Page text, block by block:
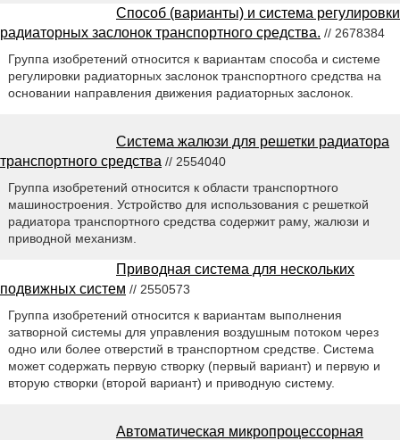
Способ (варианты) и система регулировки
радиаторных заслонок транспортного средства. // 2678384
Группа изобретений относится к вариантам способа и системе
регулировки радиаторных заслонок транспортного средства на
основании направления движения радиаторных заслонок.
Система жалюзи для решетки радиатора
транспортного средства // 2554040
Группа изобретений относится к области транспортного
машиностроения. Устройство для использования с решеткой
радиатора транспортного средства содержит раму, жалюзи и
приводной механизм.
Приводная система для нескольких
подвижных систем // 2550573
Группа изобретений относится к вариантам выполнения
затворной системы для управления воздушным потоком через
одно или более отверстий в транспортном средстве. Система
может содержать первую створку (первый вариант) и первую и
вторую створки (второй вариант) и приводную систему.
Автоматическая микропроцессорная